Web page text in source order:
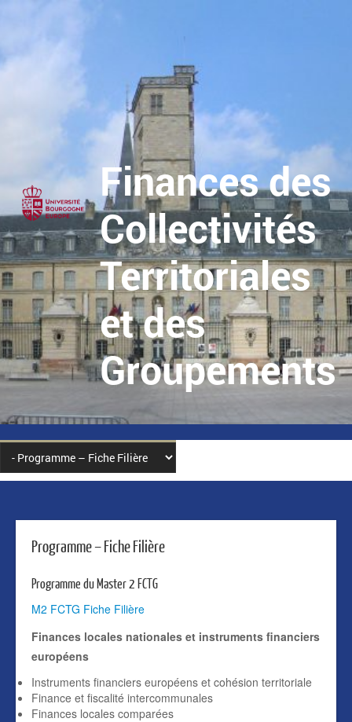
Finances des
Collectivités
Territoriales
et des
Groupements
Programme – Fiche Filière
Programme du Master 2 FCTG
M2 FCTG Fiche Filière
Finances locales nationales et instruments financiers
européens
Instruments financiers européens et cohésion territoriale
Finance et fiscalité intercommunales
Finances locales comparées